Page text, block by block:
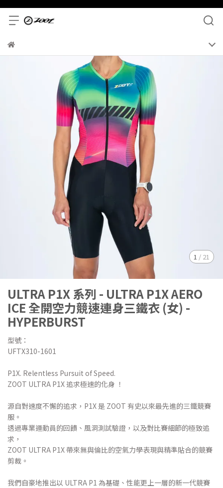
1 / 21
ULTRA P1X 系列 - ULTRA P1X AERO
ICE 全開空力競速連身三鐵衣 (女) -
HYPERBURST
型號：
UFTX310-1601
P1X. Relentless Pursuit of Speed.
ZOOT ULTRA P1X 追求極速的化身 ！
源自對速度不懈的追求，P1X 是 ZOOT 有史以來最先進的三鐵競賽
服。
透過專業運動員的回饋、風洞測試驗證，以及對比賽細節的極致追
求，
ZOOT ULTRA P1X 帶來無與倫比的空氣力學表現與精準貼合的競賽
剪裁。
我們自豪地推出以 ULTRA P1 為基礎、性能更上一層的新一代競賽